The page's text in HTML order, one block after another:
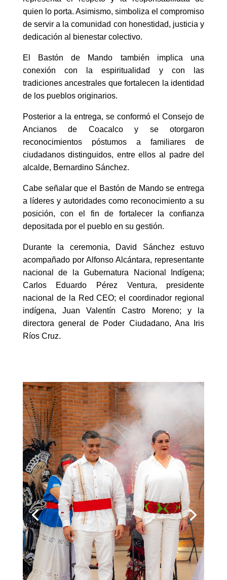
quien lo porta. Asimismo, simboliza el compromiso
de servir a la comunidad con honestidad, justicia y
dedicación al bienestar colectivo.
El Bastón de Mando también implica una
conexión con la espiritualidad y con las
tradiciones ancestrales que fortalecen la identidad
de los pueblos originarios.
Posterior a la entrega, se conformó el Consejo de
Ancianos de Coacalco y se otorgaron
reconocimientos póstumos a familiares de
ciudadanos distinguidos, entre ellos al padre del
alcalde, Bernardino Sánchez.
Cabe señalar que el Bastón de Mando se entrega
a líderes y autoridades como reconocimiento a su
posición, con el fin de fortalecer la confianza
depositada por el pueblo en su gestión.
Durante la ceremonia, David Sánchez estuvo
acompañado por Alfonso Alcántara, representante
nacional de la Gubernatura Nacional Indígena;
Carlos Eduardo Pérez Ventura, presidente
nacional de la Red CEO; el coordinador regional
indígena, Juan Valentín Castro Moreno; y la
directora general de Poder Ciudadano, Ana Iris
Ríos Cruz.